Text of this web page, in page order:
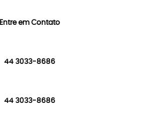
Entre em Contato
44 3033-8686
44 3033-8686